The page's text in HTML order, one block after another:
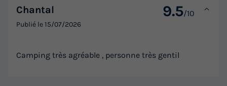
Chantal 9.5/10
Publié le15/07/2026
Camping très agréable , personne très gentil